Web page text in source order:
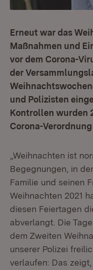
Erneut war das
Maßnahmen und
vor dem Corona-
der
und Polizisten
Kontrollen wurden
Corona-Verordnung
„Weihnachten ist
Begegnungen, in
Familie und seinen
Weihnachten 2021
diesen Feiertagen
abverlangt. Die
dem Zweiten
unserer Polizei
verlaufen: Das